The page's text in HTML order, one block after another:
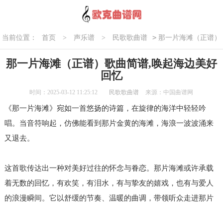
当前位置： 首页 > 声乐谱 > 民歌歌曲谱 > 那一片海滩（正谱）
那一片海滩（正谱）歌曲简谱,唤起海边美好
回忆
时间：2025-03-12 11:25:12 民歌歌曲谱 来源：中国曲谱网
《那一片海滩》宛如一首悠扬的诗篇，在旋律的海洋中轻轻吟
唱。当音符响起，仿佛能看到那片金黄的海滩，海浪一波波涌来
又退去。
这首歌传达出一种对美好过往的怀念与眷恋。那片海滩或许承载
着无数的回忆，有欢笑，有泪水，有与挚友的嬉戏，也有与爱人
的浪漫瞬间。它以舒缓的节奏、温暖的曲调，带领听众走进那片